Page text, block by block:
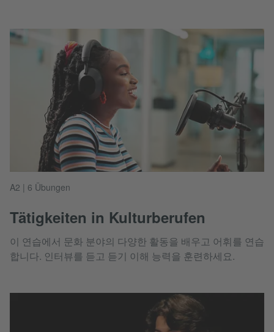
A2 | 6 Übungen
Tätigkeiten in Kulturberufen
이 연습에서 문화 분야의 다양한 활동을 배우고 어휘를 연습
합니다. 인터뷰를 듣고 듣기 이해 능력을 훈련하세요.